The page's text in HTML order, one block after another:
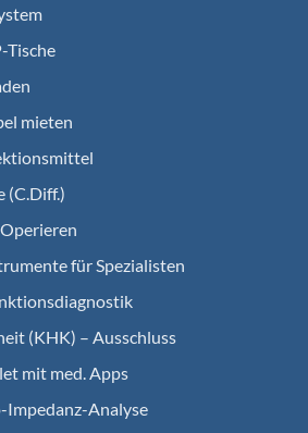
Tische
mieten
(C.Diff.)
für Spezialisten
(KHK) – Ausschluss
mit med. Apps
Impedanz-Analyse